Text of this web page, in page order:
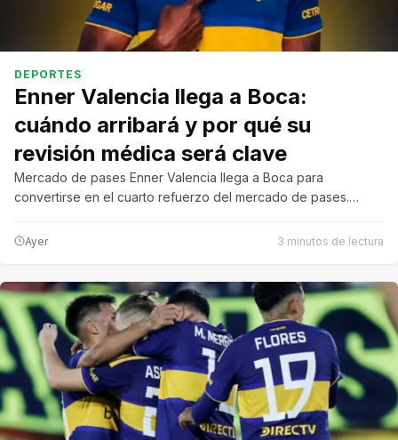
DEPORTES
Enner Valencia llega a Boca:
cuándo arribará y por qué su
revisión médica será clave
Mercado de pases Enner Valencia llega a Boca para
convertirse en el cuarto refuerzo del mercado de pases.…
Ayer 3 minutos de lectura